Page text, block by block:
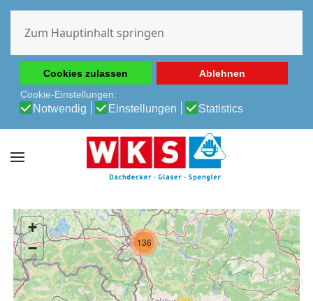
Erfahrung auf unserer Website zu ermöglichen.
Cookie-Richtlinie
Datenschutz-Bestimmungen
Cookies zulassen
Ablehnen
Cookie-Einstellungen:
Notwendig Einstellungen Statistics
Zum Hauptinhalt springen
136
+
−